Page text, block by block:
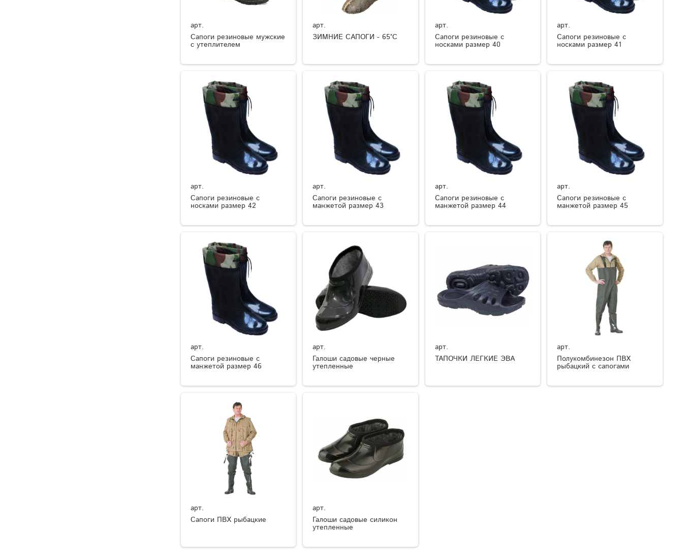
арт.
Сапоги резиновые мужские
с утеплителем
арт.
ЗИМНИЕ САПОГИ - 65°C
арт.
Сапоги резиновые с
носками размер 40
арт.
Сапоги резиновые с
носками размер 41
арт.
Сапоги резиновые с
носками размер 42
арт.
Сапоги резиновые с
манжетой размер 43
арт.
Сапоги резиновые с
манжетой размер 44
арт.
Сапоги резиновые с
манжетой размер 45
арт.
Сапоги резиновые с
манжетой размер 46
арт.
Галоши садовые черные
утепленные
арт.
ТАПОЧКИ ЛЕГКИЕ ЭВА
арт.
Полукомбинезон ПВХ
рыбацкий с сапогами
арт.
Сапоги ПВХ рыбацкие
арт.
Галоши садовые силикон
утепленные